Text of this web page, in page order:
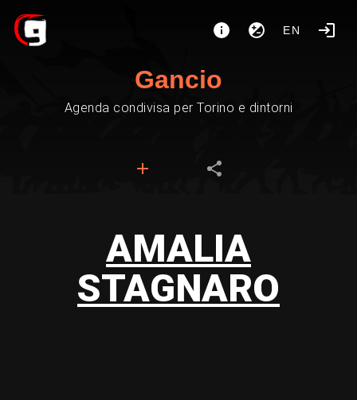
EN
Gancio
Agenda condivisa per Torino e dintorni
AMALIA
STAGNARO